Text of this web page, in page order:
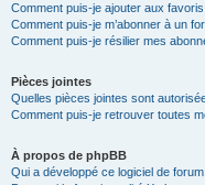
Comment puis-je ajouter aux
Comment puis-je m’abonner à un
Comment puis-je résilier mes
Pièces jointes
Quelles pièces jointes sont
Comment puis-je retrouver toutes
À propos de phpBB
Qui a développé ce logiciel de